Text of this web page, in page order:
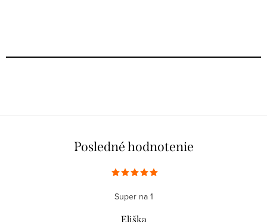
Posledné hodnotenie
Super na 1
Eliška